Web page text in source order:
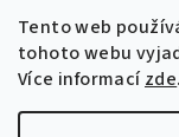
Tento web
tohoto webu
Více informacízde.
Platby